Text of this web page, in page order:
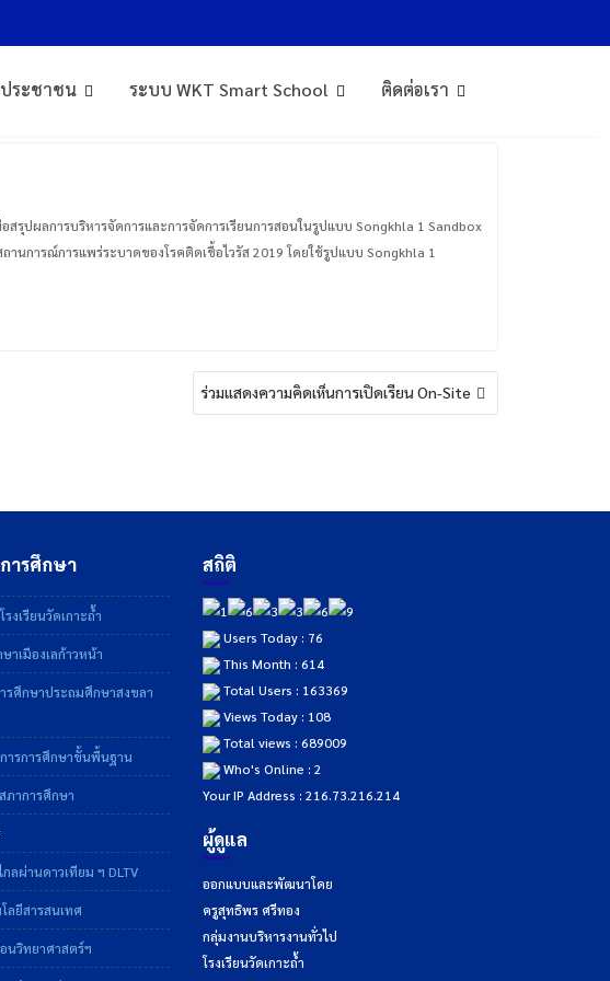
ระชาชน ระบบ WKT Smart School ติดต่อเรา
รุปผลการบริหารจัดการและการจัดการเรียนการสอนในรูปแบบ Songkhla 1 Sandbox
นการณ์การแพร่ระบาดของโรคติดเชื้อไวรัส 2019 โดยใช้รูปแบบ Songkhla 1
ร่วมแสดงความคิดเห็นการเปิดเรียน On-Site
ารศึกษา
งเรียนวัดเกาะถ้ำ
าเมืองเลก้าวหน้า
รศึกษาประถมศึกษาสงขลา
ารการศึกษาขั้นพื้นฐาน
ภาการศึกษา
ลผ่านดาวเทียม ฯ DLTV
ลยีสารสนเทศ
นวิทยาศาสตร์ฯ
สถิติ
Users Today : 76
This Month : 614
Total Users : 163369
Views Today : 108
Total views : 689009
Who's Online : 2
Your IP Address : 216.73.216.214
ผู้ดูแล
ออกแบบและพัฒนาโดย
ครูสุทธิพร ศรีทอง
กลุ่มงานบริหารงานทั่วไป
โรงเรียนวัดเกาะถ้ำ